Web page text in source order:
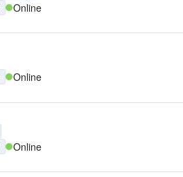
Online
Online
Online